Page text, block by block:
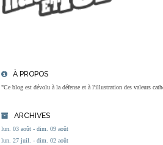
À PROPOS
"Ce blog est dévolu à la défense et à l'illustration des valeurs
ARCHIVES
lun. 03 août - dim. 09 août
lun. 27 juil. - dim. 02 août